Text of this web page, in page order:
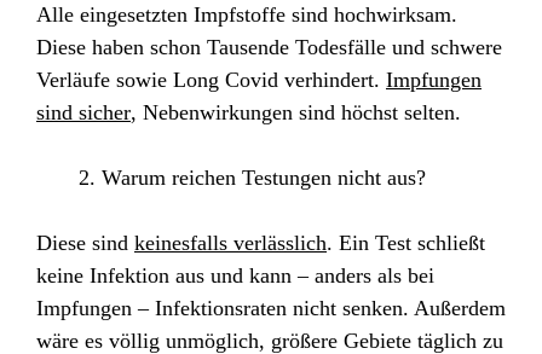
Alle eingesetzten Impfstoffe sind hochwirksam.
Diese haben schon Tausende Todesfälle und schwere
Verläufe sowie Long Covid verhindert. Impfungen
sind sicher, Nebenwirkungen sind höchst selten.
Warum reichen Testungen nicht aus?
Diese sind keinesfalls verlässlich. Ein Test schließt
keine Infektion aus und kann – anders als bei
Impfungen – Infektionsraten nicht senken. Außerdem
wäre es völlig unmöglich, größere Gebiete täglich zu